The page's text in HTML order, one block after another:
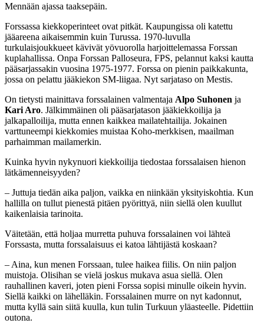
Mennään ajassa taaksepäin.
Forssassa kiekkoperinteet ovat pitkät. Kaupungissa oli katettu
jääareena aikaisemmin kuin Turussa. 1970-luvulla
turkulaisjoukkueet kävivät yövuorolla harjoittelemassa Forssan
kuplahallissa. Onpa Forssan Palloseura, FPS, pelannut kaksi kautta
pääsarjassakin vuosina 1975-1977. Forssa on pienin paikkakunta,
jossa on pelattu jääkiekon SM-liigaa. Nyt sarjataso on Mestis.
On tietysti mainittava forssalainen valmentaja Alpo Suhonen ja
Kari Aro. Jälkimmäinen oli pääsarjatason jääkiekkoilija ja
jalkapalloilija, mutta ennen kaikkea mailatehtailija. Jokainen
varttuneempi kiekkomies muistaa Koho-merkkisen, maailman
parhaimman mailamerkin.
Kuinka hyvin nykynuori kiekkoilija tiedostaa forssalaisen hienon
lätkämenneisyyden?
– Juttuja tiedän aika paljon, vaikka en niinkään yksityiskohtia. Kun
hallilla on tullut pienestä pitäen pyörittyä, niin siellä olen kuullut
kaikenlaisia tarinoita.
Väitetään, että holjaa murretta puhuva forssalainen voi lähteä
Forssasta, mutta forssalaisuus ei katoa lähtijästä koskaan?
– Aina, kun menen Forssaan, tulee haikea fiilis. On niin paljon
muistoja. Olisihan se vielä joskus mukava asua siellä. Olen
rauhallinen kaveri, joten pieni Forssa sopisi minulle oikein hyvin.
Siellä kaikki on lähelläkin. Forssalainen murre on nyt kadonnut,
mutta kyllä sain siitä kuulla, kun tulin Turkuun yläasteelle. Pidettiin
outona.